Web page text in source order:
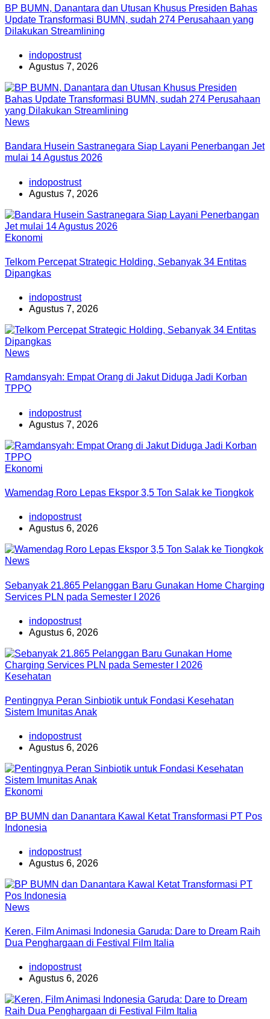
BP BUMN, Danantara dan Utusan Khusus Presiden Bahas
Update Transformasi BUMN, sudah 274 Perusahaan yang
Dilakukan Streamlining
indopostrust
Agustus 7, 2026
News
Bandara Husein Sastranegara Siap Layani Penerbangan Jet
mulai 14 Agustus 2026
indopostrust
Agustus 7, 2026
Ekonomi
Telkom Percepat Strategic Holding, Sebanyak 34 Entitas
Dipangkas
indopostrust
Agustus 7, 2026
News
Ramdansyah: Empat Orang di Jakut Diduga Jadi Korban
TPPO
indopostrust
Agustus 7, 2026
Ekonomi
Wamendag Roro Lepas Ekspor 3,5 Ton Salak ke Tiongkok
indopostrust
Agustus 6, 2026
News
Sebanyak 21.865 Pelanggan Baru Gunakan Home Charging
Services PLN pada Semester I 2026
indopostrust
Agustus 6, 2026
Kesehatan
Pentingnya Peran Sinbiotik untuk Fondasi Kesehatan
Sistem Imunitas Anak
indopostrust
Agustus 6, 2026
Ekonomi
BP BUMN dan Danantara Kawal Ketat Transformasi PT Pos
Indonesia
indopostrust
Agustus 6, 2026
News
Keren, Film Animasi Indonesia Garuda: Dare to Dream Raih
Dua Penghargaan di Festival Film Italia
indopostrust
Agustus 6, 2026